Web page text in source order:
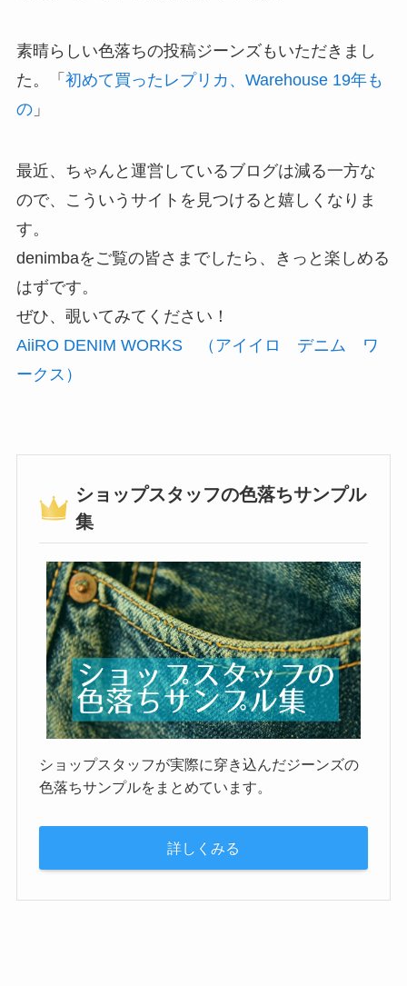
素晴らしい色落ちの投稿ジーンズもいただきまし
た。「 初めて買ったレプリカ、Warehouse 19年も
の」
最近、ちゃんと運営しているブログは減る一方な
ので、こういうサイトを見つけると嬉しくなりま
す。
denimbaをご覧の皆さまでしたら、きっと楽しめる
はずです。
ぜひ、覗いてみてください！
AiiRO DENIM WORKS （アイイロ デニム ワ
ークス）
ショップスタッフの色落ちサンプル
集
ショップスタッフが実際に穿き込んだジーンズの
色落ちサンプルをまとめています。
詳しくみる